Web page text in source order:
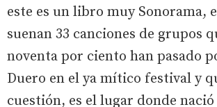
este es un libro muy Sonorama,
suenan 33 canciones de grupos
noventa por ciento han pasado
Duero en el ya mítico festival y
cuestión, es el lugar donde nació